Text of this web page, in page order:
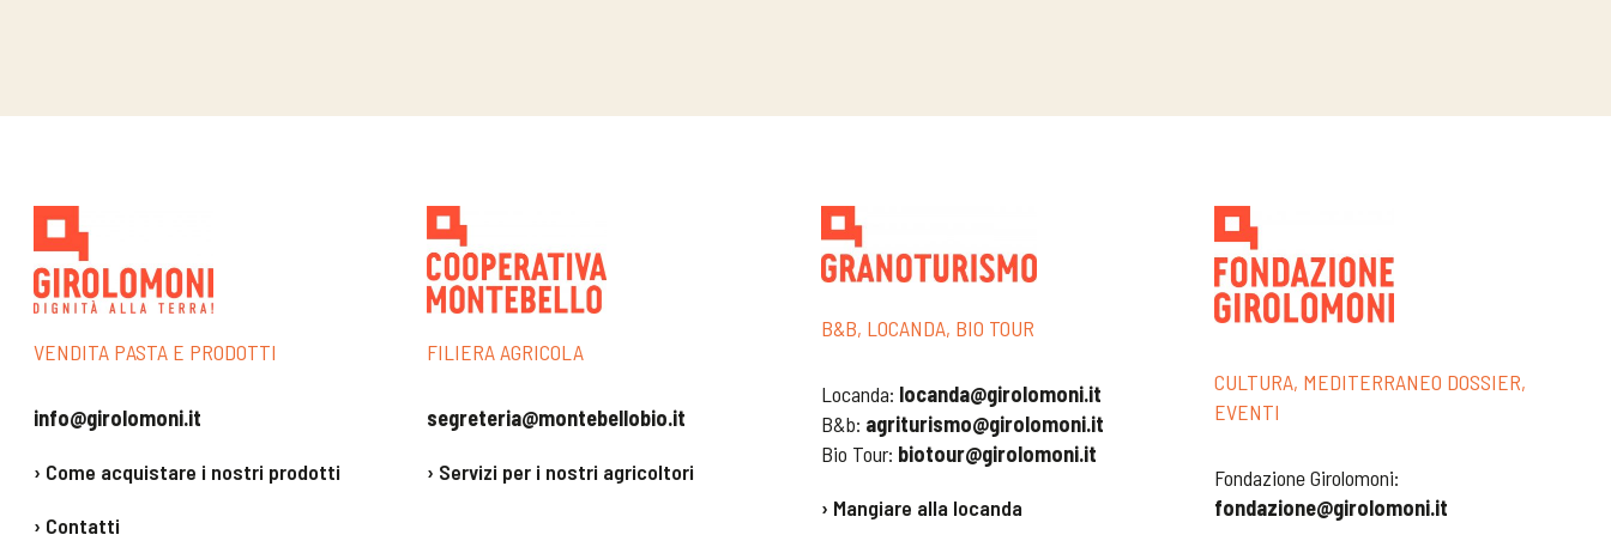
VENDITA PASTA E PRODOTTI
info@girolomoni.it
› Come acquistare i nostri prodotti
› Contatti
FILIERA AGRICOLA
segreteria@montebellobio.it
› Servizi per i nostri agricoltori
B&B, LOCANDA, BIO TOUR
Locanda: locanda@girolomoni.it
B&b: agriturismo@girolomoni.it
Bio Tour: biotour@girolomoni.it
› Mangiare alla locanda
CULTURA, MEDITERRANEO DOSSIER,
EVENTI
Fondazione Girolomoni:
fondazione@girolomoni.it